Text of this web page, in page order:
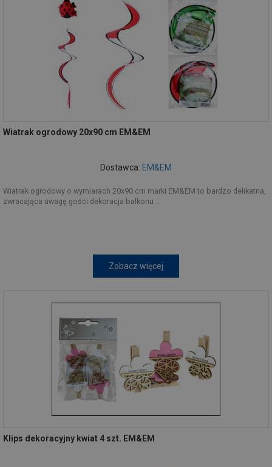
Wiatrak ogrodowy 20x90 cm EM&EM
Dostawca: EM&EM
Wiatrak ogrodowy o wymiarach 20x90 cm marki EM&EM to bardzo delikatna,
zwracająca uwagę gości dekoracja balkonu ...
Zobacz więcej
Klips dekoracyjny kwiat 4 szt. EM&EM